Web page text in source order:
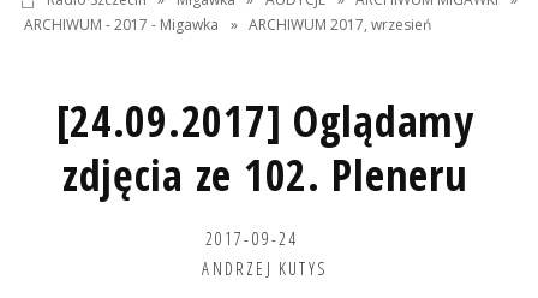
ARCHIWUM - 2017 - Migawka
» ARCHIWUM 2017, wrzesień
[24.09.2017] Oglądamy
zdjęcia ze 102. Pleneru
2017-09-24
ANDRZEJ KUTYS